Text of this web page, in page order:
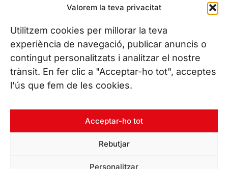
Valorem la teva privacitat
Utilitzem cookies per millorar la teva
experiència de navegació, publicar anuncis o
contingut personalitzats i analitzar el nostre
trànsit. En fer clic a "Acceptar-ho tot", acceptes
l'ús que fem de les cookies.
Acceptar-ho tot
Rebutjar
Personalitzar
08225 Terrassa, (Barcelona)
Coneix les nostres seus
CONTACTA’NS
Tel. (+34) 937 882 300